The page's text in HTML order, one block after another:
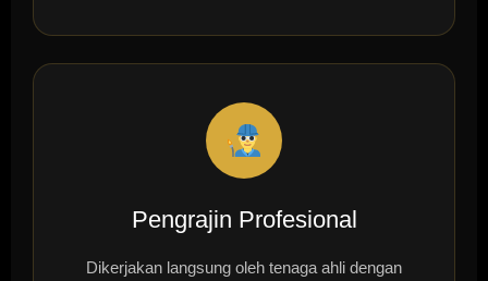
Pengrajin Profesional
Dikerjakan langsung oleh tenaga ahli dengan